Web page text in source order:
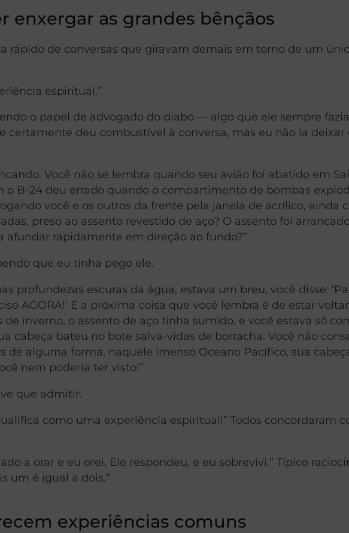
enxergar as grandes bênçãos
rápido de conversas que giravam demais em torno de um
espiritual.”
o papel de advogado do diabo — algo que ele sempre
certamente deu combustível à conversa, mas eu não ia deixar
Você não se lembra quando seu avião foi abatido em
o B-24 deu errado quando o compartimento de bombas
você e os outros da frente pela janela de acrílico, ainda
preso ao assento revestido de aço? O assento foi
afundar rapidamente em direção ao fundo?”
que eu tinha pego ele.
profundezas escuras da água, estava um breu, você disse:
AGORA!’ E a próxima coisa que você lembra é de estar
de inverno, o assento de aço tinha sumido, e você estava só
cabeça bateu no bote salva-vidas de borracha. Você não
de alguma forma, naquele imenso Oceano Pacífico, sua
nem poderia ter visto!”
que admitir.
como uma experiência espiritual!” Todos concordaram
a orar e eu orei, Ele respondeu, e eu sobrevivi.” Típico
um é igual a dois.”
experiências comuns